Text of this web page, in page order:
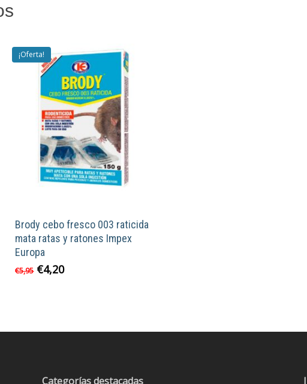
¡Oferta!
Brody cebo fresco 003 raticida
mata ratas y ratones Impex
Europa
€5,95 El
€4,20El
Categorías destacadas